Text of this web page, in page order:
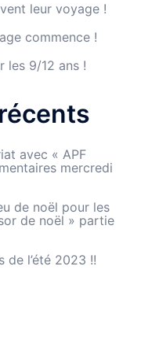
leur voyage !
commence !
les 9/12 ans !
avec « APF
mercredi
de noël pour les
de noël » partie
de l’été 2023 !!